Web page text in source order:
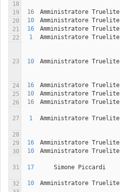
18
19
16 Amministratore Truelite
20
10 Amministratore Truelite
21
16 Amministratore Truelite
22
1 Amministratore Truelite
23 10 Amministratore Truelite
24
16
Amministratore Truelite
25
10 Amministratore Truelite
26
16 Amministratore Truelite
27 1 Amministratore Truelite
28
29
16 Amministratore Truelite
30
10 Amministratore Truelite
31 17 Simone Piccardi
32
10
Amministratore Truelite